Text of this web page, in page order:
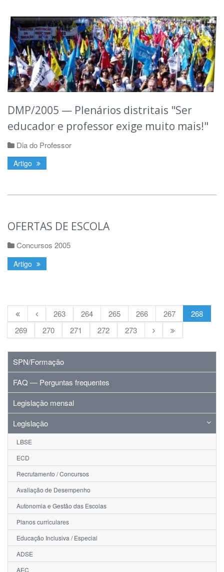
DMP/2005 — Plenários distritais "Ser
educador e professor exige muito mais!"
Dia do Professor
Artigo
OFERTAS DE ESCOLA
Concursos 2005
Artigo
263 264 265 266 267
268
269
270 271 272 273
SPN/Formação
FAQ — Perguntas frequentes
Legislação mensal
Legislação
LBSE
ECD
Recrutamento / Concursos
Avaliação de Desempenho
Autonomia e Gestão das Escolas
Planos curriculares
Educação Inclusiva / Especial
ADSE
AEC